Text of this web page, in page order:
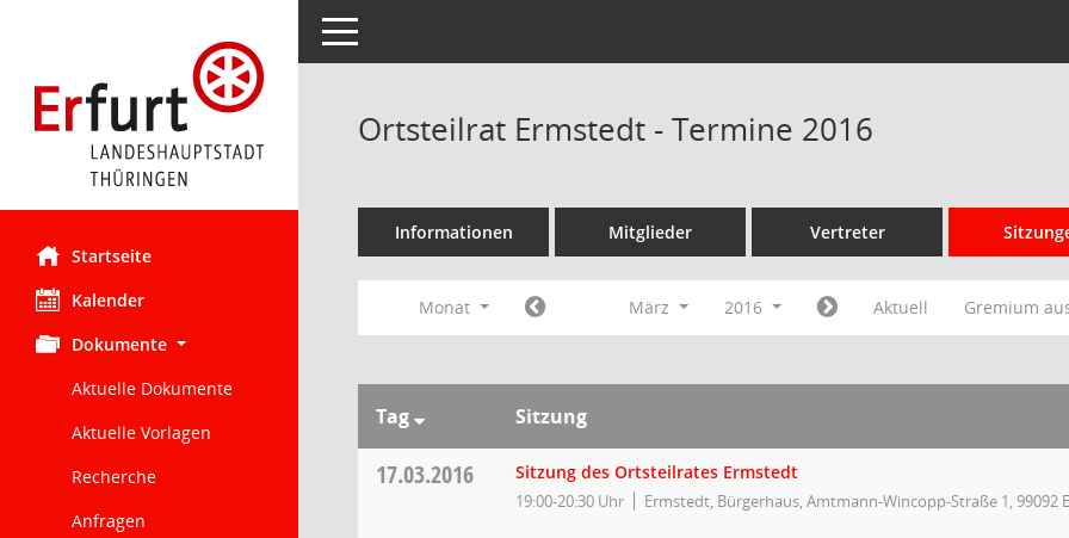
Startseite
Kalender
Dokumente
Aktuelle Dokumente
Aktuelle Vorlagen
Recherche
Anfragen
Toggle navigation
Ortsteilrat Ermstedt - Termine 2016
Informationen Mitglieder Vertreter
Monat März 2016 Aktuell Gremium
Tag Sitzung
17.03.2016 Sitzung des Ortsteilrates Ermstedt
19:00-20:30 Uhr Ermstedt, Bürgerhaus, Amtmann-Wincopp-Straße 1, 99092